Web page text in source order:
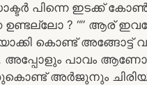
പിന്നെ ഇടക്ക്
ഉണ്ടല്ലോ ? “” ആര്
കൊണ്ട് അങ്ങോട്ട്
അപ്പോളും പാവം
അർജുനും